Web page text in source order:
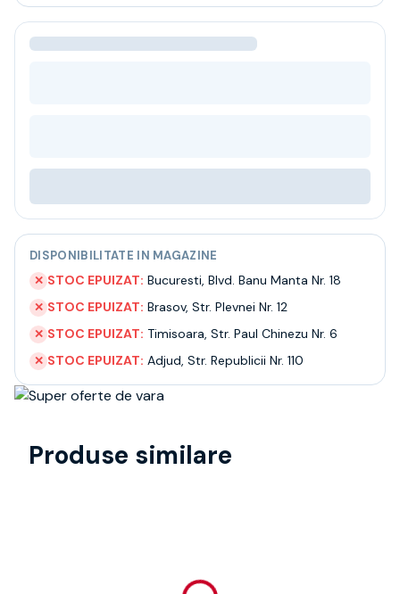
Ceai
Bacanie
Despre noi
Livrare
Termeni si conditii
Politica de confidentialitate
Intrebari frecvente
DISPONIBILITATE IN MAGAZINE
✕ STOC EPUIZAT: Bucuresti, Blvd. Banu Manta Nr. 18
✕ STOC EPUIZAT: Brasov, Str. Plevnei Nr. 12
✕ STOC EPUIZAT: Timisoara, Str. Paul Chinezu Nr. 6
✕ STOC EPUIZAT: Adjud, Str. Republicii Nr. 110
Produse similare